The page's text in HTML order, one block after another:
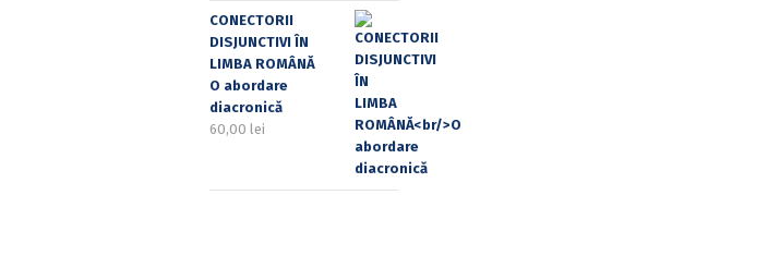
CONECTORII
DISJUNCTIVI ÎN
LIMBA ROMÂNĂ
O abordare
diacronică
60,00 lei